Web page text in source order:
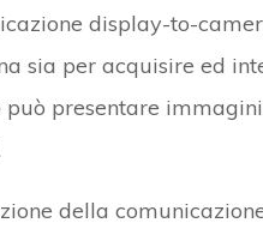
display-to-
sia per acquisire ed
può presentare
della